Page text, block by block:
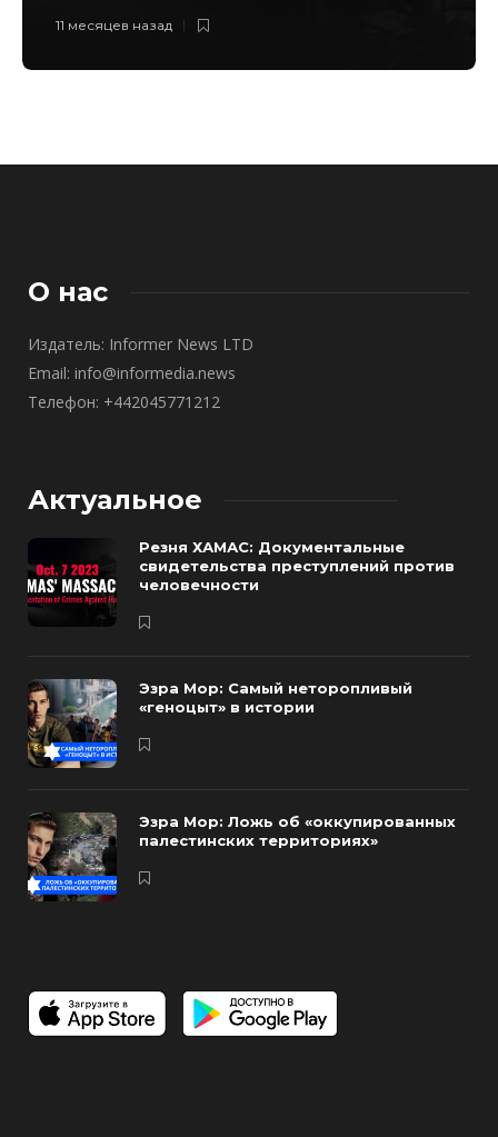
11 месяцев назад
О нас
Издатель: Informer News LTD
Email: info@informedia.news
Телефон: +442045771212
Актуальное
Резня ХАМАС: Документальные
свидетельства преступлений против
человечности
Эзра Мор: Самый неторопливый
«геноцыт» в истории
Эзра Мор: Ложь об «оккупированных
палестинских территориях»